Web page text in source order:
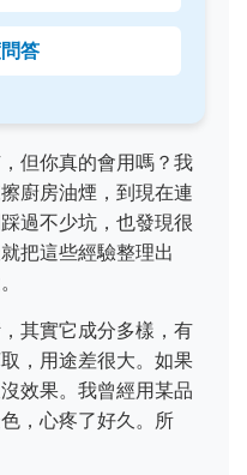
答
但你真的會用嗎？我
廚房油煙，到現在連
過不少坑，也發現很
把這些經驗整理出
其實它成分多樣，有
，用途差很大。如果
效果。我曾經用某品
，心疼了好久。所